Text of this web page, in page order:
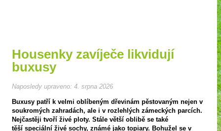
Housenky zavíječe likvidují
buxusy
Naposledy upraveno: 4. srpna 2026
Buxusy patří k velmi oblíbeným dřevinám pěstovaným nejen v
soukromých zahradách, ale i v rozlehlých zámeckých parcích.
Nejčastěji tvoří živé ploty. Stále větší oblibě se také
těší speciální živé sochy, známé jako topiary. Bohužel se v